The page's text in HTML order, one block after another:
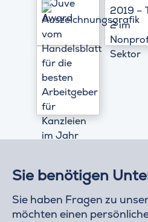
Sie benötigen
Sie haben Fragen zu
möchten einen